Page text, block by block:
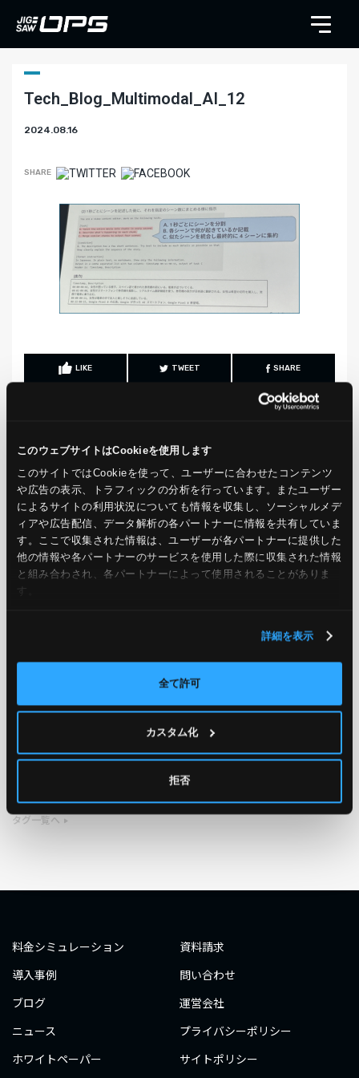
このウェブサイトはCookieを使用します
このサイトではCookieを使って、ユーザーに合わせたコンテンツ
や広告の表示、トラフィックの分析を行っています。またユーザー
によるサイトの利用状況についても情報を収集し、ソーシャルメデ
ィアや広告配信、データ解析の各パートナーに情報を共有していま
す。ここで収集された情報は、ユーザーが各パートナーに提供した
他の情報や各パートナーのサービスを使用した際に収集された情報
と組み合わされ、各パートナーによって使用されることがありま
詳細を表示
全て許可
カスタム化
拒否
Tech_Blog_Multimodal_AI_12
2024.08.16
SHARE
LIKE TWEET SHARE
PREV
BACK TO LIST
CATEGORY
#AWS re:Invent 2019
#○○してみた
#自動化 #エンジニア
#エンジニア
タグ一覧へ
料金シミュレーション
導入事例
ブログ
ニュース
ホワイトペーパー
資料請求
問い合わせ
運営会社
プライバシーポリシー
サイトポリシー